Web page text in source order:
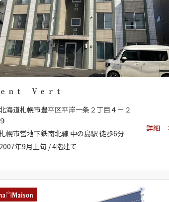
ルームツアー
ｎｔ Ｖｅｒｔ
海道札幌市豊平区平岸一条２丁目４－２
幌市営地下鉄南北線 中の島駅 徒歩6分
年9月上旬 / 4階建て
詳細